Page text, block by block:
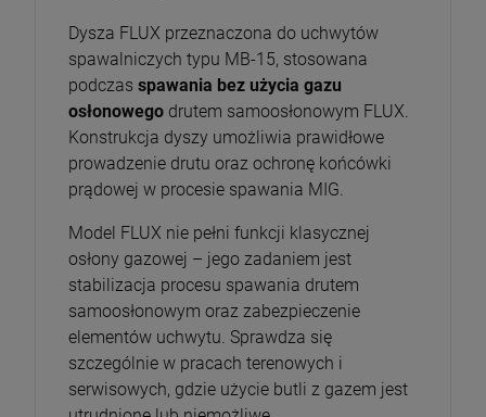
Dysza FLUX przeznaczona do uchwytów
spawalniczych typu MB-15, stosowana
podczas spawania bez użycia gazu
osłonowego drutem samoosłonowym FLUX.
Konstrukcja dyszy umożliwia prawidłowe
prowadzenie drutu oraz ochronę końcówki
prądowej w procesie spawania MIG.
Model FLUX nie pełni funkcji klasycznej
osłony gazowej – jego zadaniem jest
stabilizacja procesu spawania drutem
samoosłonowym oraz zabezpieczenie
elementów uchwytu. Sprawdza się
szczególnie w pracach terenowych i
serwisowych, gdzie użycie butli z gazem jest